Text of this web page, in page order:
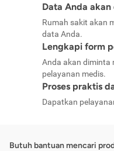
Data Anda
Rumah sakit akan
data Anda.
Lengkapi form
Anda akan diminta
pelayanan medis.
Proses praktis
Dapatkan
Butuh bantuan mencari